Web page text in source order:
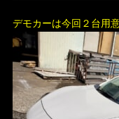
デモカーは今回２台用